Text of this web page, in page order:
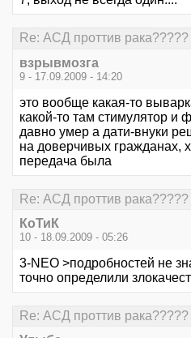
Re: АСД проттив рака?????
взрывмозга
9 - 17.09.2009 - 14:20
это вообще какая-то
какой-то там стимулятор и
давно умер а дати-внуки
на доверчивых гражданах,
передача была
Re: АСД проттив рака?????
КоТиК
10 - 18.09.2009 - 05:26
3-NEO >подробностей не
точно определили
Re: АСД проттив рака?????